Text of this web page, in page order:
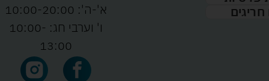
חריגים
א'-ה': 10:00-20:00
ו' וערבי חג: 10:00-
13:00